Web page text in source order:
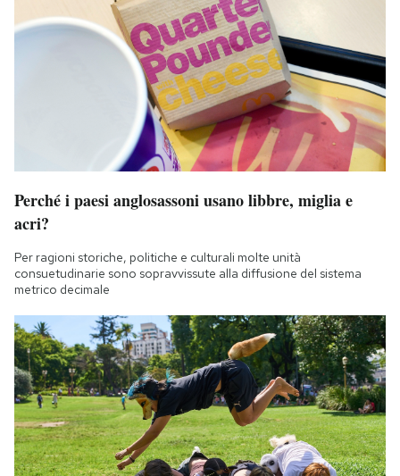
Perché i paesi anglosassoni usano libbre, miglia e
acri?
Per ragioni storiche, politiche e culturali molte unità
consuetudinarie sono sopravvissute alla diffusione del sistema
metrico decimale